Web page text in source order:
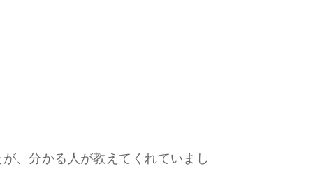
、分かる人が教えてくれていまし